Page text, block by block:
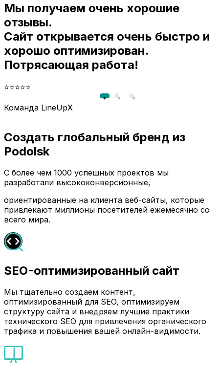
Мы получаем очень хорошие
отзывы.
Сайт открывается очень быстро и
хорошо оптимизирован.
Потрясающая работа!
⭐⭐⭐⭐⭐
Команда LineUpX
Создать глобальный бренд из
Podolsk
С более чем 1000 успешных проектов мы
разработали высококонверсионные,
ориентированные на клиента веб-сайты, которые
привлекают миллионы посетителей ежемесячно со
всего мира.
SEO-оптимизированный сайт
Мы тщательно создаем контент,
оптимизированный для SEO, оптимизируем
структуру сайта и внедряем лучшие практики
технического SEO для привлечения органического
трафика и повышения вашей онлайн-видимости.